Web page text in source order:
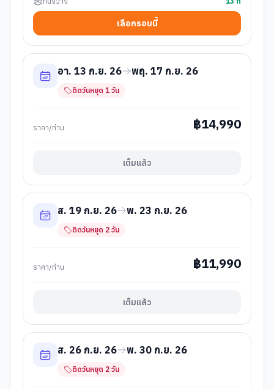
เลือกรอบนี้
อา. 13 ก.ย. 26 พฤ. 17 ก.ย. 26
ติดวันหยุด 1 วัน
ราคา/ท่าน ฿14,990
เต็มแล้ว
ส. 19 ก.ย. 26 พ. 23 ก.ย. 26
ติดวันหยุด 2 วัน
ราคา/ท่าน ฿11,990
เต็มแล้ว
ส. 26 ก.ย. 26 พ. 30 ก.ย. 26
ติดวันหยุด 2 วัน